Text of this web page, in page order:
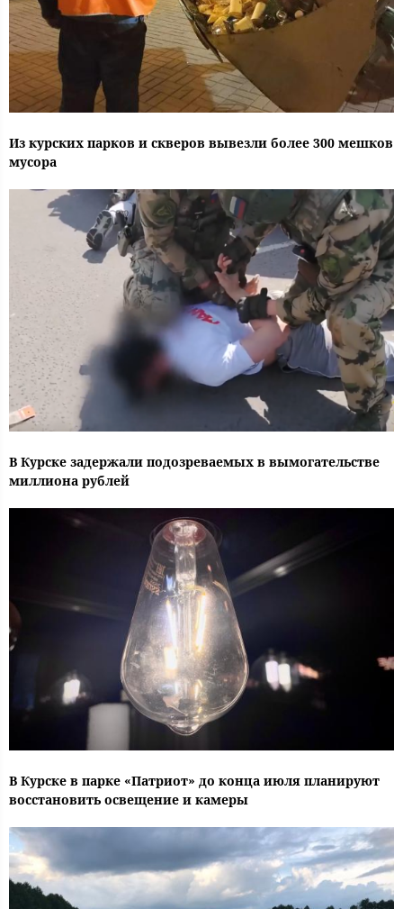
Из курских парков и скверов вывезли более 300 мешков
мусора
В Курске задержали подозреваемых в вымогательстве
миллиона рублей
В Курске в парке «Патриот» до конца июля планируют
восстановить освещение и камеры